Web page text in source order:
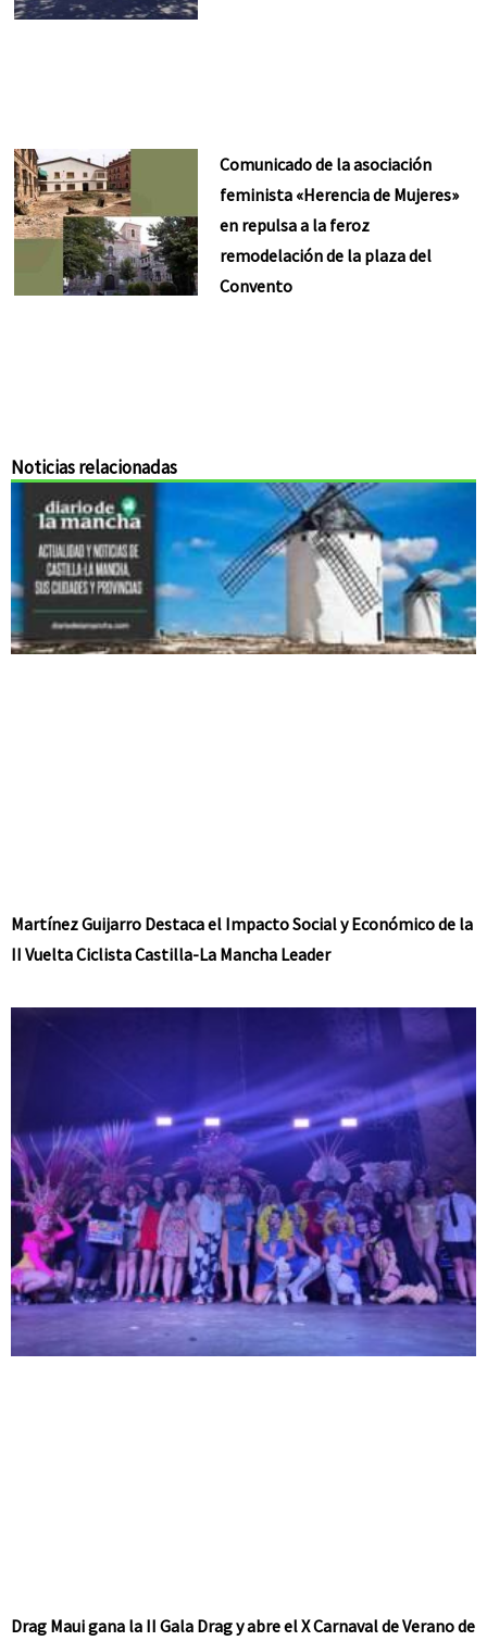
Comunicado de la asociación
feminista «Herencia de Mujeres»
en repulsa a la feroz
remodelación de la plaza del
Convento
Noticias relacionadas
Martínez Guijarro Destaca el Impacto Social y Económico de la
II Vuelta Ciclista Castilla-La Mancha Leader
Drag Maui gana la II Gala Drag y abre el X Carnaval de Verano de